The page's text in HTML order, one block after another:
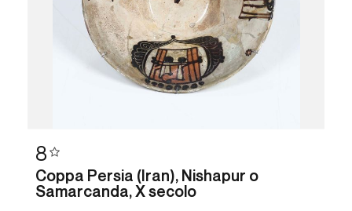
8
Coppa Persia (Iran), Nishapur o
Samarcanda, X secolo